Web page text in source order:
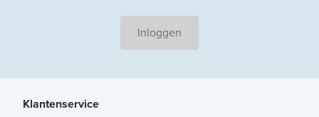
Inloggen
Klantenservice